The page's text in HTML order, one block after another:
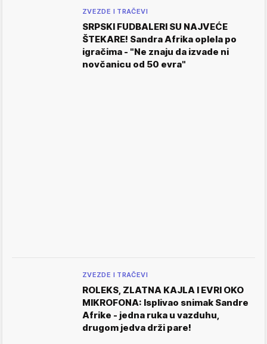
ZVEZDE I TRAČEVI
SRPSKI FUDBALERI SU NAJVEĆE
ŠTEKARE! Sandra Afrika oplela po
igračima - "Ne znaju da izvade ni
novčanicu od 50 evra"
ZVEZDE I TRAČEVI
ROLEKS, ZLATNA KAJLA I EVRI OKO
MIKROFONA: Isplivao snimak Sandre
Afrike - jedna ruka u vazduhu,
drugom jedva drži pare!